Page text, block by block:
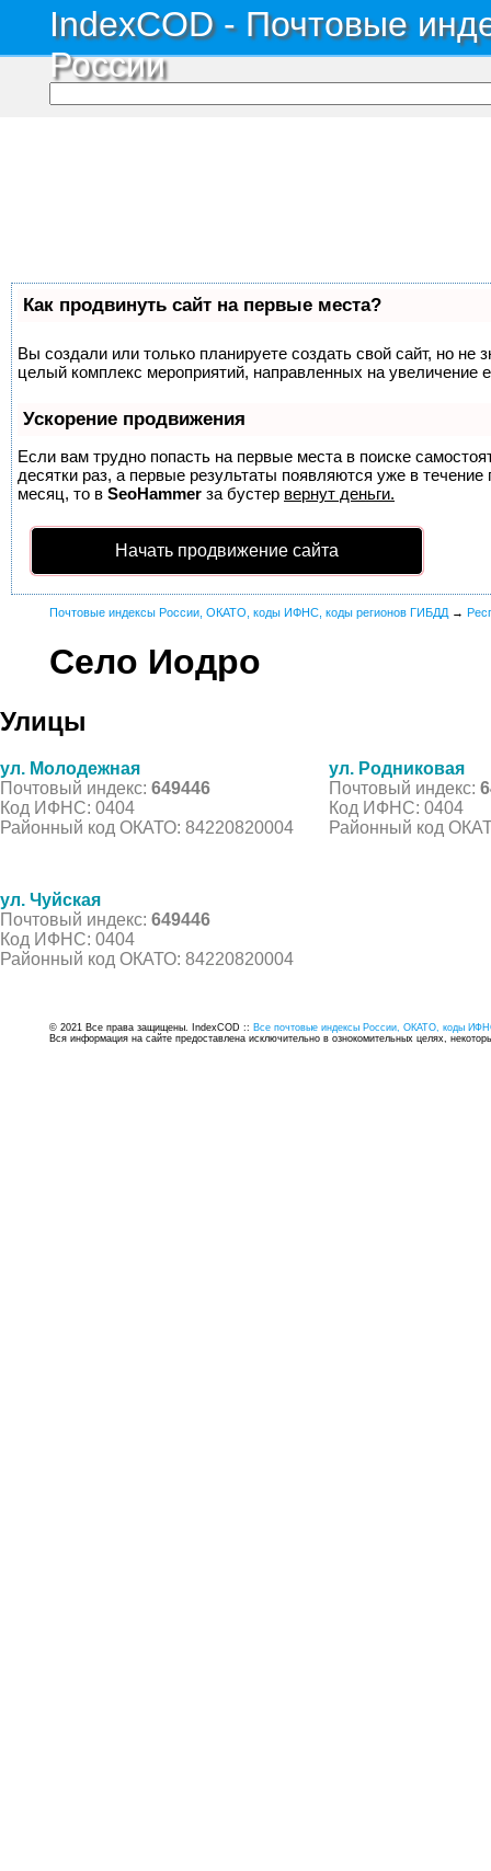
IndexCOD - Почтовые
России
Как продвинуть сайт на первые места?
Вы создали или только планируете создать свой сайт, но не
целый комплекс мероприятий, направленных на увеличение
Ускорение продвижения
Если вам трудно попасть на первые места в поиске
десятки раз, а первые результаты появляются уже в
месяц, то в SeoHammer за бустер вернут деньги.
Начать продвижение сайта
Почтовые индексы России, ОКАТО, коды ИФНС, коды регионов ГИБДД →
Село Иодро
Улицы
ул. Молодежная
Почтовый индекс: 649446
Код ИФНС: 0404
Районный код ОКАТО: 84220820004
ул. Родниковая
Почтовый индекс:
Код ИФНС: 0404
Районный код
ул. Чуйская
Почтовый индекс: 649446
Код ИФНС: 0404
Районный код ОКАТО: 84220820004
© 2021 Все права защищены. IndexCOD :: Все почтовые индексы России, ОКАТО, коды
Вся информация на сайте предоставлена исключительно в ознокомительных целях,